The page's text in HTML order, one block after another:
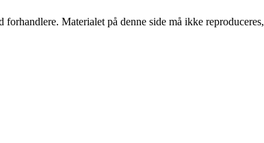
Materialet på denne side må ikke reproduceres,